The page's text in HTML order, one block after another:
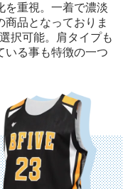
を重視。一着で濃淡
品となっておりま
択可能。肩タイプも
いる事も特徴の一つ